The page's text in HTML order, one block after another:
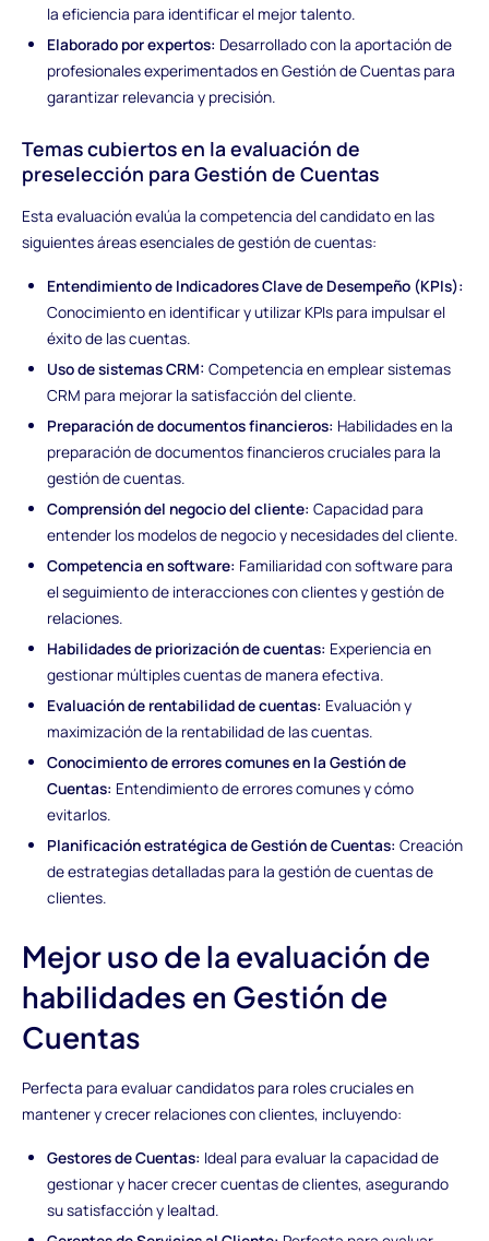
la eficiencia para identificar el mejor talento.
Elaborado por expertos: Desarrollado con la aportación de
profesionales experimentados en Gestión de Cuentas para
garantizar relevancia y precisión.
Temas cubiertos en la evaluación de
preselección para Gestión de Cuentas
Esta evaluación evalúa la competencia del candidato en las
siguientes áreas esenciales de gestión de cuentas:
Entendimiento de Indicadores Clave de Desempeño (KPIs):
Conocimiento en identificar y utilizar KPIs para impulsar el
éxito de las cuentas.
Uso de sistemas CRM: Competencia en emplear sistemas
CRM para mejorar la satisfacción del cliente.
Preparación de documentos financieros: Habilidades en la
preparación de documentos financieros cruciales para la
gestión de cuentas.
Comprensión del negocio del cliente: Capacidad para
entender los modelos de negocio y necesidades del cliente.
Competencia en software: Familiaridad con software para
el seguimiento de interacciones con clientes y gestión de
relaciones.
Habilidades de priorización de cuentas: Experiencia en
gestionar múltiples cuentas de manera efectiva.
Evaluación de rentabilidad de cuentas: Evaluación y
maximización de la rentabilidad de las cuentas.
Conocimiento de errores comunes en la Gestión de
Cuentas: Entendimiento de errores comunes y cómo
evitarlos.
Planificación estratégica de Gestión de Cuentas: Creación
de estrategias detalladas para la gestión de cuentas de
clientes.
Mejor uso de la evaluación de
habilidades en Gestión de
Cuentas
Perfecta para evaluar candidatos para roles cruciales en
mantener y crecer relaciones con clientes, incluyendo:
Gestores de Cuentas: Ideal para evaluar la capacidad de
gestionar y hacer crecer cuentas de clientes, asegurando
su satisfacción y lealtad.